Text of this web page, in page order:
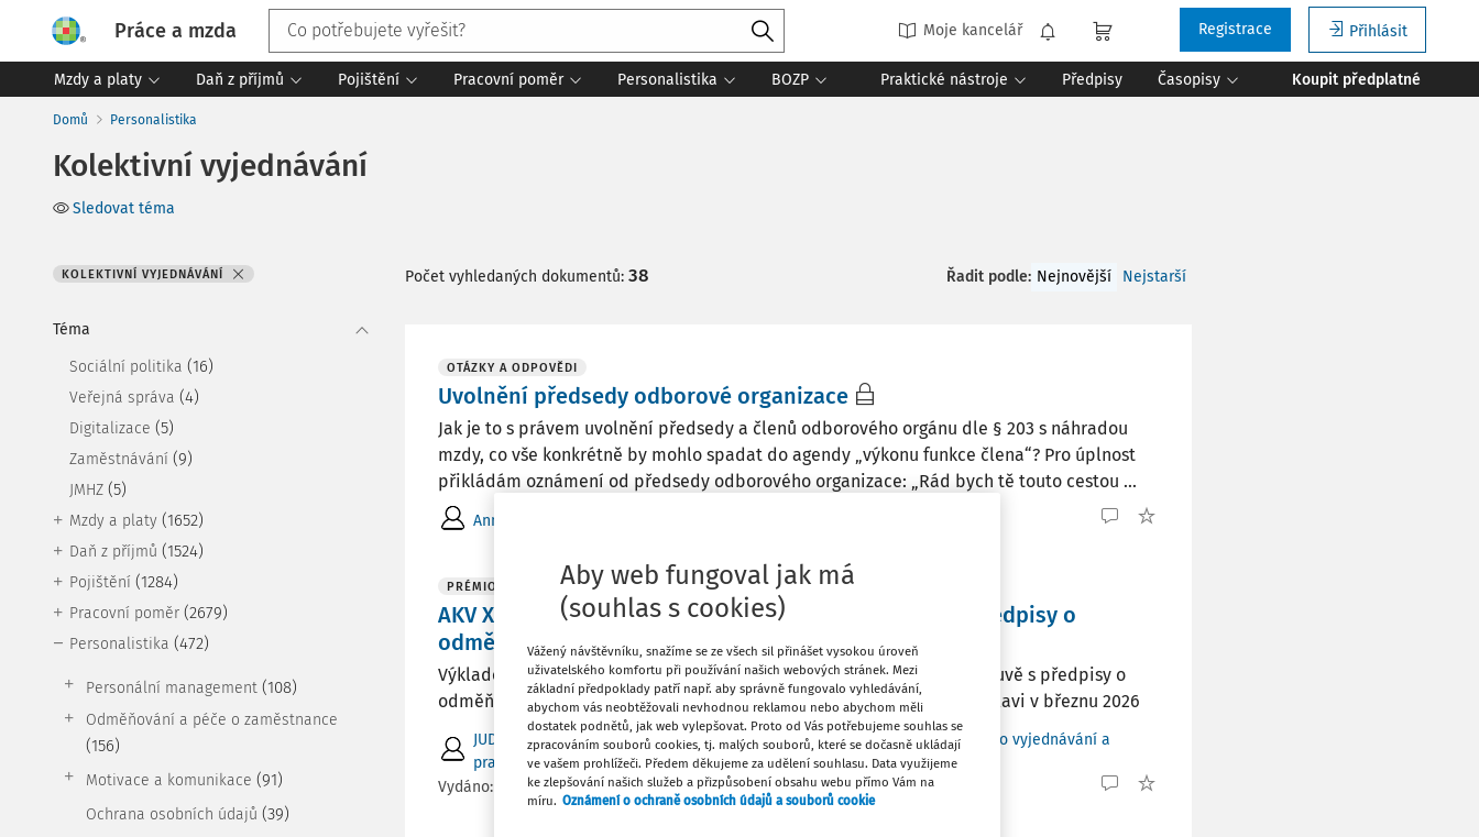
Práce a mzda Moje kancelář Přihlásit
Registrace
Mzdy a platy Daň z příjmů Pojištění Pracovní poměr Personalistika BOZP Praktické nástroje Předpisy Časopisy Koupit předplatné
Domů Personalistika
Kolektivní vyjednávání
Sledovat téma
KOLEKTIVNÍ VYJEDNÁVÁNÍ
Téma
Sociální politika (16)
Veřejná správa (4)
Digitalizace (5)
Zaměstnávání (9)
JMHZ (5)
Mzdy a platy (1652)
Daň z příjmů (1524)
Pojištění (1284)
Pracovní poměr (2679)
Personalistika (472)
Personální management (108)
Odměňování a péče o zaměstnance
(156)
Motivace a komunikace (91)
Ochrana osobních údajů (39)
Počet vyhledaných dokumentů: 38 Řadit podle: Nejnovější Nejstarší
OTÁZKY A ODPOVĚDI
Uvolnění předsedy odborové organizace
Jak je to s právem uvolnění předsedy a členů odborového orgánu dle § 203 s náhradou
mzdy, co vše konkrétně by mohlo spadat do agendy „výkonu funkce člena“? Pro úplnost
přikládám oznámení od předsedy odborového organizace: „Rád bych tě touto cestou ...
Anna Řídká LL.B., LL.M.
PRÉMIOVÉ ČLÁNKY STANOVISKA AKV
AKV XXXIX/13 Kolize ujednání v kolektivní smlouvě s předpisy o
odměňování platem
Výkladové stanovisko AKV XXXIX./13. Kolize ujednání v kolektivní smlouvě s předpisy o
odměňování platem přijaté na jednání Kolegia expertů v Mladé Boleslavi v březnu 2026
JUDr. Petr Bukovjan,JUDr. Bc. Michal Peškar,Asociace pro rozvoj kolektivního vyjednávání a
pracovních vztahů AKV
Vydáno:
2. 6. 2026 / 4 minuty čtení
Aby web fungoval jak má
(souhlas s cookies)
Vážený návštěvníku, snažíme se ze všech sil přinášet vysokou úroveň
uživatelského komfortu při používání našich webových stránek. Mezi
základní předpoklady patří např. aby správně fungovalo vyhledávání,
abychom vás neobtěžovali nevhodnou reklamou nebo abychom měli
dostatek podnětů, jak web vylepšovat. Proto od Vás potřebujeme souhlas se
zpracováním souborů cookies, tj. malých souborů, které se dočasně ukládají
ve vašem prohlížeči. Předem děkujeme za udělení souhlasu. Data využijeme
ke zlepšování našich služeb a přizpůsobení obsahu webu přímo Vám na
míru. Oznámení o ochraně osobních údajů a souborů cookie